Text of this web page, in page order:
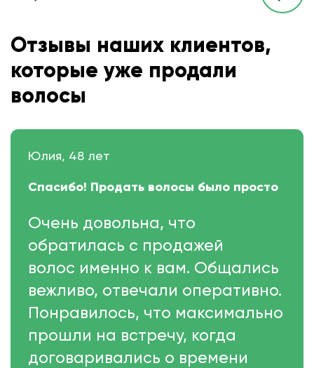
Отзывы наших клиентов,
которые уже продали
волосы
Юлия, 48 лет
Спасибо! Продать волосы было просто
Очень довольна, что
обратилась с продажей
волос именно к вам. Общались
вежливо, отвечали оперативно.
Понравилось, что максимально
прошли на встречу, когда
договаривались о времени